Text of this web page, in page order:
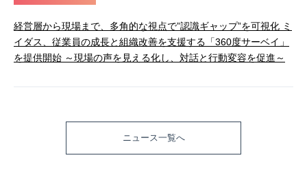
経営層から現場まで、多角的な視点で”認識ギャップ”を可視化 ミ
イダス、従業員の成長と組織改善を支援する「360度サーベイ」
を提供開始 ～現場の声を見える化し、対話と行動変容を促進～
ニュース一覧へ